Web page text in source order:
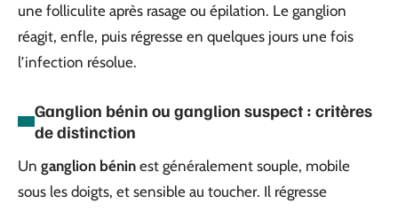
une folliculite après rasage ou épilation. Le ganglion
réagit, enfle, puis régresse en quelques jours une fois
l’infection résolue.
Ganglion bénin ou ganglion suspect : critères
de distinction
Un ganglion bénin est généralement souple, mobile
sous les doigts, et sensible au toucher. Il régresse